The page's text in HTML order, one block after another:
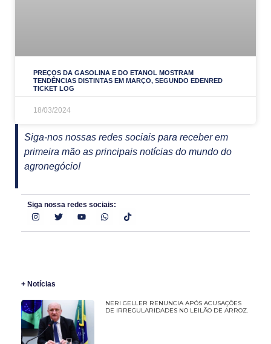
PREÇOS DA GASOLINA E DO ETANOL MOSTRAM
TENDÊNCIAS DISTINTAS EM MARÇO, SEGUNDO EDENRED
TICKET LOG
18/03/2024
Siga-nos nossas redes sociais para receber em
primeira mão as principais notícias do mundo do
agronegócio!
Siga nossa redes sociais:
+ Notícias
NERI GELLER RENUNCIA APÓS ACUSAÇÕES
DE IRREGULARIDADES NO LEILÃO DE ARROZ.